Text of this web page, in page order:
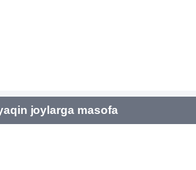
joylarga masofa